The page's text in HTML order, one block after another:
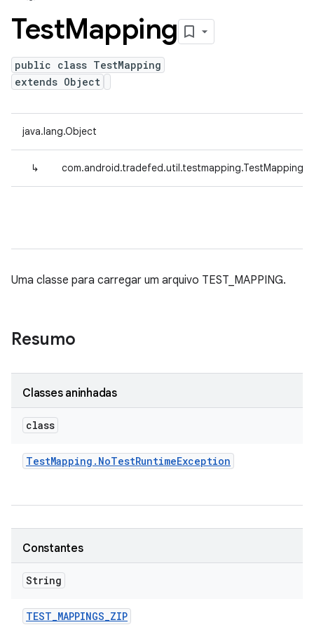
TestMapping
public class TestMapping
extends Object
java.lang.Object
↳ com.android.tradefed.util.testmapping.TestMapping
Uma classe para carregar um arquivo TEST_MAPPING.
Resumo
Classes aninhadas
class
TestMapping . NoTestRuntimeException
Constantes
String
TEST_MAPPINGS_ZIP